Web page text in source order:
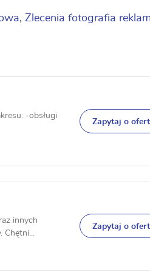
, Zlecenia fotografia
-obsługi
Zapytaj o
innych
Chętni...
Zapytaj o